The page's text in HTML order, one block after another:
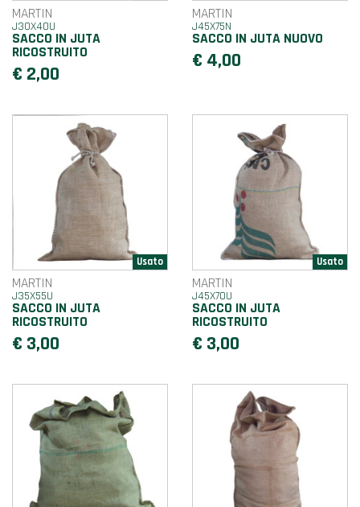
MARTIN
J30X40U
SACCO IN JUTA
RICOSTRUITO
€ 2,00
MARTIN
J45X75N
SACCO IN JUTA NUOVO
€ 4,00
MARTIN
J35X55U
SACCO IN JUTA
RICOSTRUITO
€ 3,00
MARTIN
J45X70U
SACCO IN JUTA
RICOSTRUITO
€ 3,00